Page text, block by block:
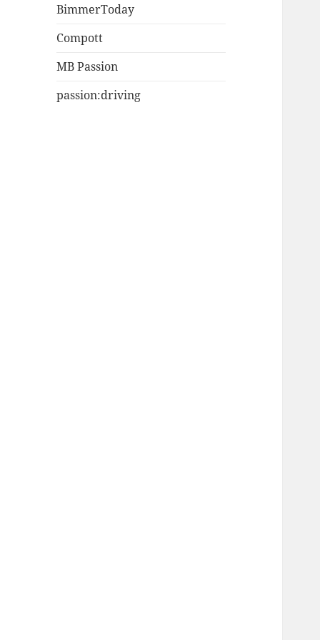
BimmerToday
Compott
MB Passion
passion:driving